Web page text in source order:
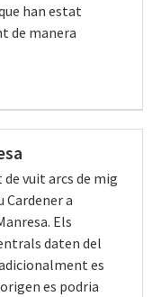
han estat
de manera
vuit arcs de mig
Cardener a
Els
daten del
es
es podria